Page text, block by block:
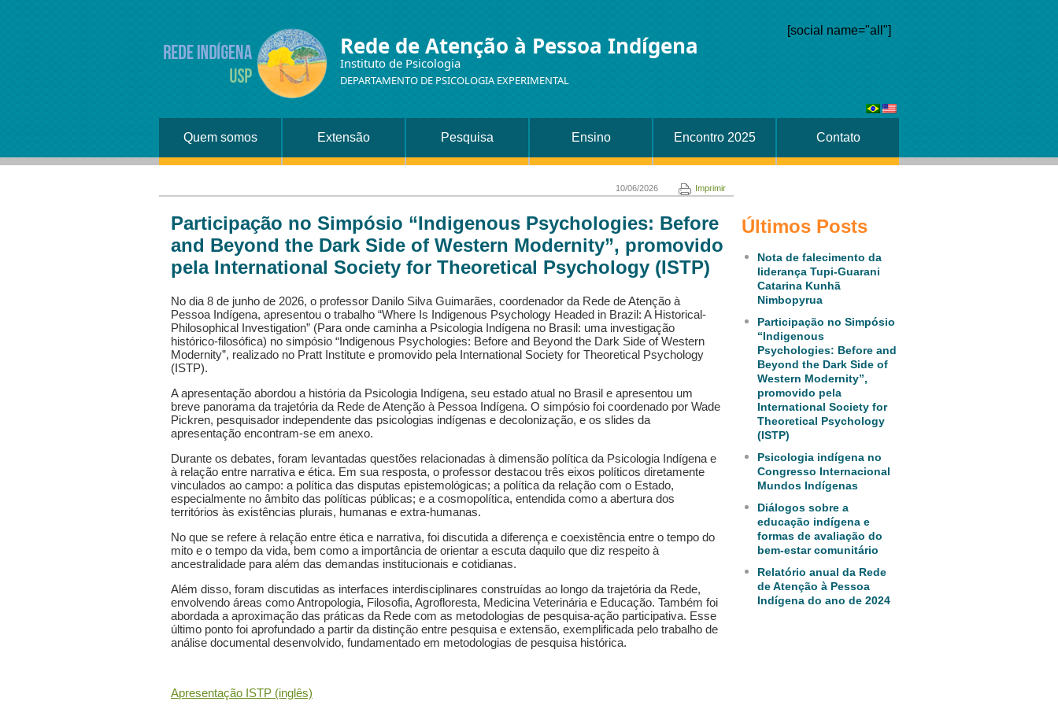
Rede de Atenção à Pessoa Indígena
Instituto de Psicologia
DEPARTAMENTO DE PSICOLOGIA EXPERIMENTAL
[social name="all"]
Quem somos Extensão Pesquisa Ensino Encontro 2025 Contato
10/06/2026 Imprimir
Participação no Simpósio “Indigenous Psychologies: Before
and Beyond the Dark Side of Western Modernity”, promovido
pela International Society for Theoretical Psychology (ISTP)
No dia 8 de junho de 2026, o professor Danilo Silva Guimarães, coordenador da Rede de Atenção à
Pessoa Indígena, apresentou o trabalho “Where Is Indigenous Psychology Headed in Brazil: A Historical-
Philosophical Investigation” (Para onde caminha a Psicologia Indígena no Brasil: uma investigação
histórico-filosófica) no simpósio “Indigenous Psychologies: Before and Beyond the Dark Side of Western
Modernity”, realizado no Pratt Institute e promovido pela International Society for Theoretical Psychology
(ISTP).
A apresentação abordou a história da Psicologia Indígena, seu estado atual no Brasil e apresentou um
breve panorama da trajetória da Rede de Atenção à Pessoa Indígena. O simpósio foi coordenado por Wade
Pickren, pesquisador independente das psicologias indígenas e decolonização, e os slides da
apresentação encontram-se em anexo.
Durante os debates, foram levantadas questões relacionadas à dimensão política da Psicologia Indígena e
à relação entre narrativa e ética. Em sua resposta, o professor destacou três eixos políticos diretamente
vinculados ao campo: a política das disputas epistemológicas; a política da relação com o Estado,
especialmente no âmbito das políticas públicas; e a cosmopolítica, entendida como a abertura dos
territórios às existências plurais, humanas e extra-humanas.
No que se refere à relação entre ética e narrativa, foi discutida a diferença e coexistência entre o tempo do
mito e o tempo da vida, bem como a importância de orientar a escuta daquilo que diz respeito à
ancestralidade para além das demandas institucionais e cotidianas.
Além disso, foram discutidas as interfaces interdisciplinares construídas ao longo da trajetória da Rede,
envolvendo áreas como Antropologia, Filosofia, Agrofloresta, Medicina Veterinária e Educação. Também foi
abordada a aproximação das práticas da Rede com as metodologias de pesquisa-ação participativa. Esse
último ponto foi aprofundado a partir da distinção entre pesquisa e extensão, exemplificada pelo trabalho de
análise documental desenvolvido, fundamentado em metodologias de pesquisa histórica.
Apresentação ISTP (inglês)
Últimos Posts
Nota de falecimento da
liderança Tupi-Guarani
Catarina Kunhã
Nimbopyrua
Participação no Simpósio
“Indigenous
Psychologies: Before and
Beyond the Dark Side of
Western Modernity”,
promovido pela
International Society for
Theoretical Psychology
(ISTP)
Psicologia indígena no
Congresso Internacional
Mundos Indígenas
Diálogos sobre a
educação indígena e
formas de avaliação do
bem-estar comunitário
Relatório anual da Rede
de Atenção à Pessoa
Indígena do ano de 2024